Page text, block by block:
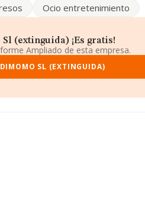
sobre 24.816 compañías, a nivel
mil euros. Respecto a la información
INFORMA constan 8200
euros. Con el fin de ampliar la
son 4; la media de antigüedad desde
Ocio entretenimiento
(extinguida) ¡Es gratis!
Ampliado de esta empresa.
SL (EXTINGUIDA)